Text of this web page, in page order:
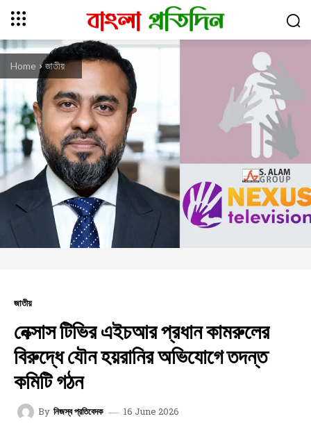
Home জাতীয়
জাতীয়
নেক্সাস টিভির এইচআর প্রধান কামরুলের
বিরুদ্ধে যৌন হয়রানির অভিযোগে তদন্ত
কমিটি গঠন
By নিজস্ব প্রতিবেদক 16 June 2026